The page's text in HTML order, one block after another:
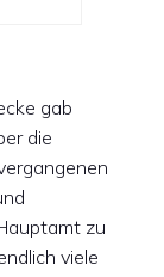
gab
die
zu
viele